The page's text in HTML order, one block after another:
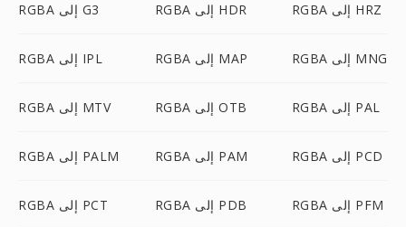
RGBA إلى G3 RGBA إلى HDR RGBA إلى HRZ
RGBA إلى IPL RGBA إلى MAP RGBA إلى MNG
RGBA إلى MTV RGBA إلى OTB RGBA إلى PAL
RGBA إلى PALM RGBA إلى PAM RGBA إلى PCD
RGBA إلى PCT RGBA إلى PDB RGBA إلى PFM